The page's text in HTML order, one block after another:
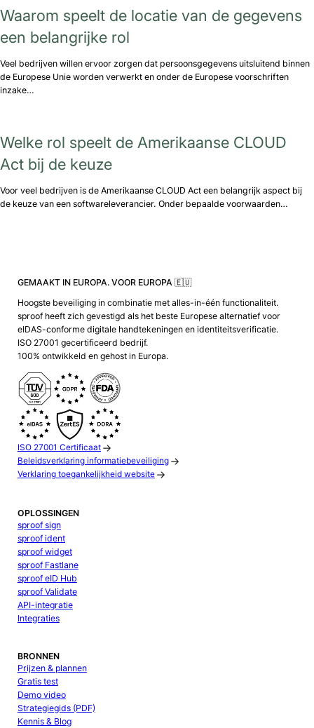
Waarom speelt de locatie van de gegevens
een belangrijke rol
Veel bedrijven willen ervoor zorgen dat persoonsgegevens uitsluitend binnen
de Europese Unie worden verwerkt en onder de Europese voorschriften
inzake…
Welke rol speelt de Amerikaanse CLOUD
Act bij de keuze
Voor veel bedrijven is de Amerikaanse CLOUD Act een belangrijk aspect bij
de keuze van een softwareleverancier. Onder bepaalde voorwaarden…
GEMAAKT IN EUROPA. VOOR EUROPA 🇪🇺
Hoogste beveiliging in combinatie met alles-in-één functionaliteit.
sproof heeft zich gevestigd als het beste Europese alternatief voor
eIDAS-conforme digitale handtekeningen en identiteitsverificatie.
ISO 27001 gecertificeerd bedrijf.
100% ontwikkeld en gehost in Europa.
ISO 27001 Certificaat
Beleidsverklaring informatiebeveiliging
Verklaring toegankelijkheid website
OPLOSSINGEN
sproof sign
sproof ident
sproof widget
sproof Fastlane
sproof eID Hub
sproof Validate
API-integratie
Integraties
BRONNEN
Prijzen & plannen
Gratis test
Demo video
Strategiegids (PDF)
Kennis & Blog